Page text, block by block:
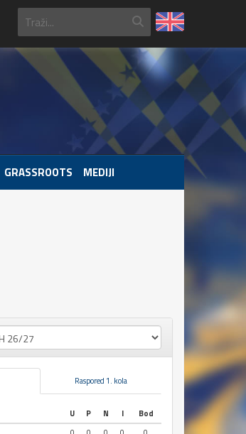
GRASSROOTS MEDIJI
Raspored 1. kola
U P N I
Bod